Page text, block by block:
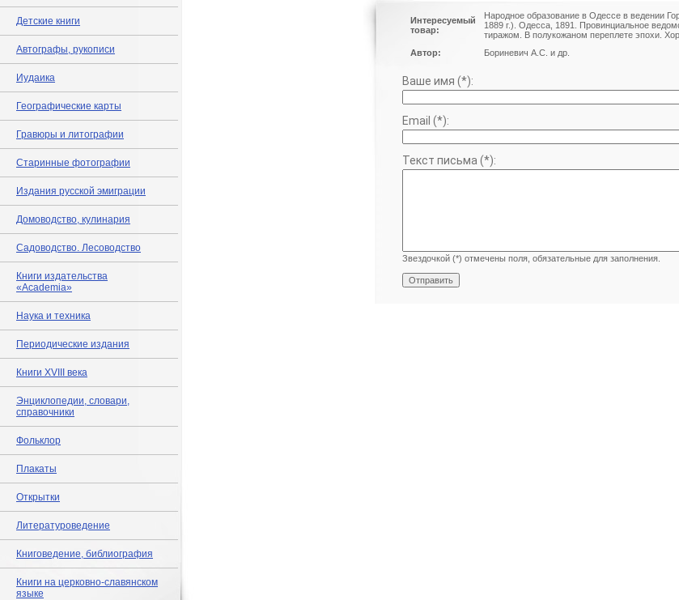
Детские книги
Автографы, рукописи
Иудаика
Географические карты
Гравюры и литографии
Старинные фотографии
Издания русской эмиграции
Домоводство, кулинария
Садоводство. Лесоводство
Книги издательства
«Academia»
Наука и техника
Периодические издания
Книги XVIII века
Энциклопедии, словари,
справочники
Фольклор
Плакаты
Открытки
Литературоведение
Книговедение, библиография
Книги на церковно-славянском
языке
Интересуемый
товар:
Народное образование в Одессе в ведении
1889 г.). Одесса, 1891. Провинциальное
тиражом. В полукожаном переплете эпохи.
Автор:
Бориневич А.С. и др.
Ваше имя (*):
Email (*):
Текст письма (*):
Звездочкой (*) отмечены поля, обязательные для заполнения.